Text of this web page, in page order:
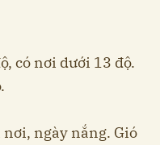
có nơi dưới 13 độ.
nơi, ngày nắng. Gió